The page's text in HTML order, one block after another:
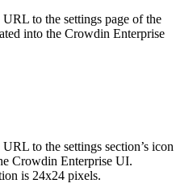
to the settings page of the
into the Crowdin Enterprise
to the settings section’s icon
Crowdin Enterprise UI.
is 24x24 pixels.